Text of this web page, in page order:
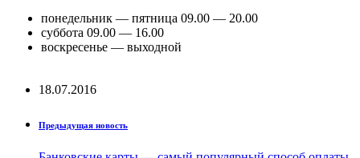
понедельник — пятница 09.00 — 20.00
суббота 09.00 — 16.00
воскресенье — выходной
18.07.2016
Предыдущая новость